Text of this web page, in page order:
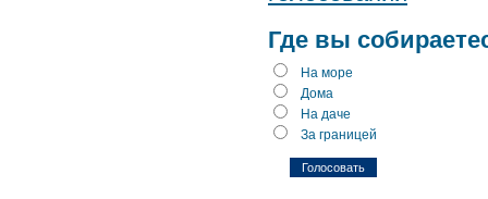
Где вы
На море
Дома
На даче
За границей